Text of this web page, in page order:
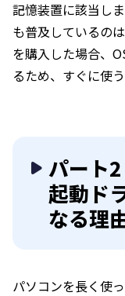
記憶装置に該当し
も普及しているの
を購入した場合、
るため、すぐに使
パート
起動ド
なる理
パソコンを長く使